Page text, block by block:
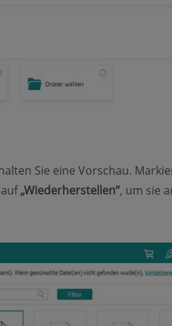
Sie eine Vorschau.
„Wiederherstellen”, um sie